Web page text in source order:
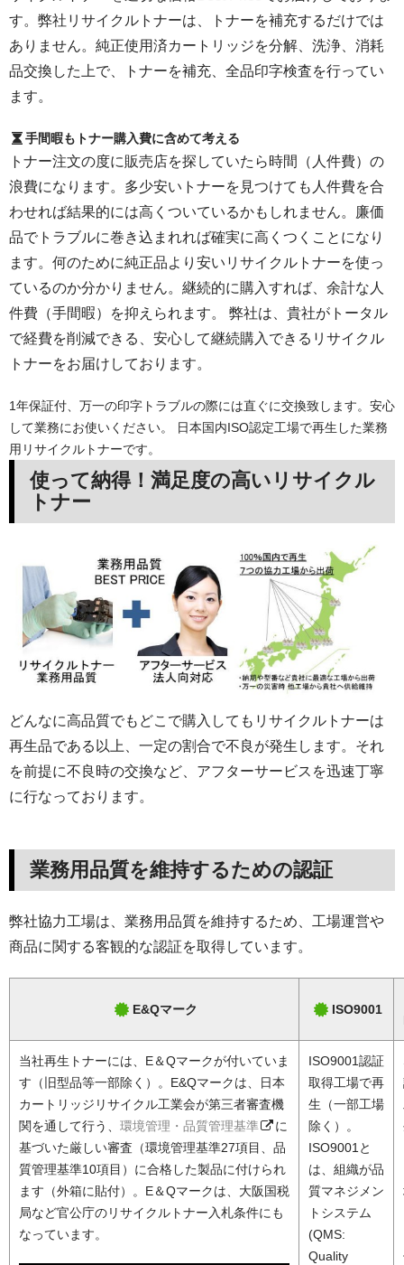
す。弊社リサイクルトナーは、トナーを補充するだけでは
ありません。純正使用済カートリッジを分解、洗浄、消耗
品交換した上で、トナーを補充、全品印字検査を行ってい
ます。
手間暇もトナー購入費に含めて考える
トナー注文の度に販売店を探していたら時間（人件費）の
浪費になります。多少安いトナーを見つけても人件費を合
わせれば結果的には高くついているかもしれません。廉価
品でトラブルに巻き込まれれば確実に高くつくことになり
ます。何のために純正品より安いリサイクルトナーを使っ
ているのか分かりません。継続的に購入すれば、余計な人
件費（手間暇）を抑えられます。 弊社は、貴社がトータル
で経費を削減できる、安心して継続購入できるリサイクル
トナーをお届けしております。
1年保証付、万一の印字トラブルの際には直ぐに交換致します。安心
して業務にお使いください。 日本国内ISO認定工場で再生した業務
用リサイクルトナーです。
使って納得！満足度の高いリサイクル
トナー
どんなに高品質でもどこで購入してもリサイクルトナーは
再生品である以上、一定の割合で不良が発生します。それ
を前提に不良時の交換など、アフターサービスを迅速丁寧
に行なっております。
業務用品質を維持するための認証
弊社協力工場は、業務用品質を維持するため、工場運営や
商品に関する客観的な認証を取得しています。
E&Qマーク ISO9001
当社再生トナーには、E＆Qマークが付いていま
す（旧型品等一部除く）。E&Qマークは、日本
カートリッジリサイクル工業会が第三者審査機
関を通して行う、 環境管理・品質管理基準
に
基づいた厳しい審査（環境管理基準27項目、品
質管理基準10項目）に合格した製品に付けられ
ます（外箱に貼付）。E＆Qマークは、大阪国税
局など官公庁のリサイクルトナー入札条件にも
なっています。
ISO9001認証
取得工場で再
生（一部工場
除く）。
ISO9001と
は、組織が品
質マネジメン
トシステム
(QMS:
Quality